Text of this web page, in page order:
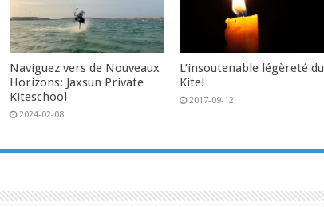
Naviguez vers de Nouveaux
Horizons: Jaxsun Private
Kiteschool
2024-02-08
L’insoutenable légèreté du
Kite!
2017-09-12